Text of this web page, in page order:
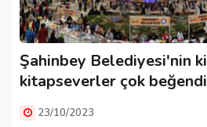
Şahinbey Belediyesi'nin
kitapseverler çok beğendi
23/10/2023